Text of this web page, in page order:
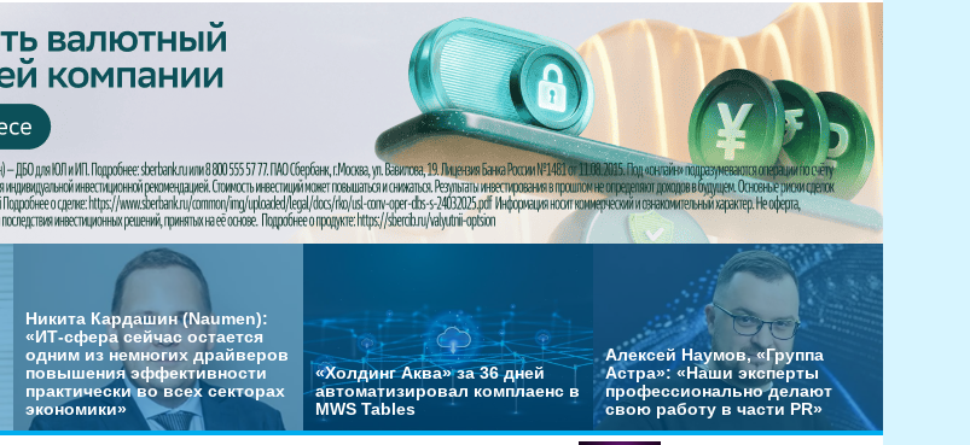
Никита Кардашин (Naumen):
«ИТ-сфера сейчас остается
одним из немногих драйверов
повышения эффективности
практически во всех секторах
экономики»
«Холдинг Аква» за 36 дней
автоматизировал комплаенс в
MWS Tables
Алексей Наумов, «Группа
Астра»: «Наши эксперты
профессионально делают
свою работу в части PR»